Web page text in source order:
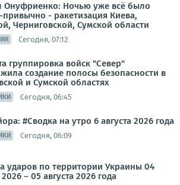
Онуфриенко: Ночью уже всё было
привычно - ракетизация Киева,
Черниговской, Сумской области
Сегодня, 07:12
группировка войск "Север"
создание полосы безопасности в
и Сумской областях
Сегодня, 06:45
#Сводка на утро 6 августа 2026 года
Сегодня, 06:09
ударов по территории Украины 04
2026 – 05 августа 2026 года